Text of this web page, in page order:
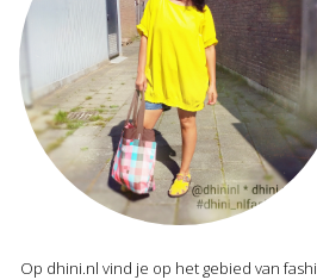
Op dhini.nl vind je op het gebied van